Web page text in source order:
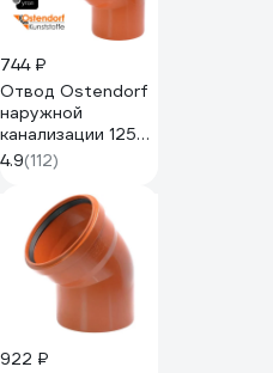
744 ₽
Отвод Ostendorf
наружной
канализации 125
мм, 45 градусов
221220
4.9(112)
922 ₽